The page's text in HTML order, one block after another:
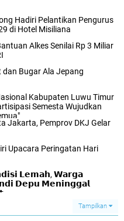
Hadiri Pelantikan Pengurus
di Hotel Misiliana
Alkes Senilai Rp 3 Miliar
dan Bugar Ala Jepang
Kabupaten Luwu Timur
Semesta Wujudkan
Jakarta, Pemprov DKJ Gelar
Upacara Peringatan Hari
𝗟𝗲𝗺𝗮𝗵, 𝗪𝗮𝗿𝗴𝗮
𝗗𝗲𝗽𝘂 𝗠𝗲𝗻𝗶𝗻𝗴𝗴𝗮𝗹
Tampilkan